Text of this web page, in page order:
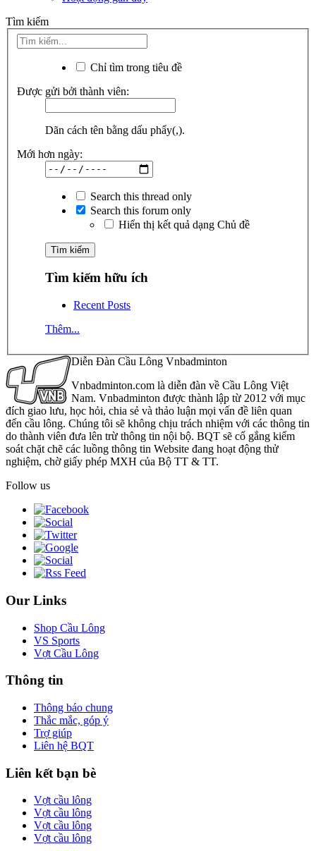
Tìm kiếm
Chỉ tìm trong tiêu đề
Được gửi bởi thành viên:
Dãn cách tên bằng dấu phẩy(,).
Mới hơn ngày:
Search this thread only
Search this forum only
Hiển thị kết quả dạng Chủ đề
Tìm kiếm hữu ích
Recent Posts
Thêm...
Diễn Đàn Cầu Lông Vnbadminton
Vnbadminton.com là diễn đàn về Cầu Lông Việt
Nam. Vnbadminton được thành lập từ 2012 với mục
đích giao lưu, học hỏi, chia sẻ và thảo luận mọi vấn đề liên quan
đến cầu lông. Chúng tôi sẽ không chịu trách nhiệm với các thông tin
do thành viên đưa lên trừ thông tin nội bộ. BQT sẽ cố gắng kiểm
soát chặt chẽ các luồng thông tin Website đang hoạt động thử
nghiệm, chờ giấy phép MXH của Bộ TT & TT.
Follow us
Our Links
Shop Cầu Lông
VS Sports
Vợt Cầu Lông
Thông tin
Thông báo chung
Thắc mắc, góp ý
Trợ giúp
Liên hệ BQT
Liên kết bạn bè
Vợt cầu lông
Vợt cầu lông
Vợt cầu lông
Vợt cầu lông